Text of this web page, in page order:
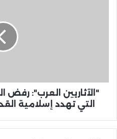
"الآثاريين العرب": رفض
التي تهدد إسلامية